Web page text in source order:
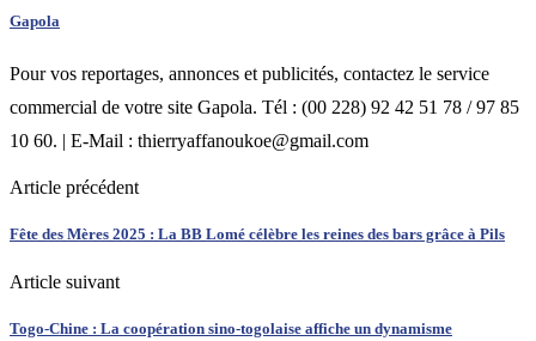
Gapola
Pour vos reportages, annonces et publicités, contactez le service
commercial de votre site Gapola. Tél : (00 228) 92 42 51 78 / 97 85
10 60. | E-Mail : thierryaffanoukoe@gmail.com
Article précédent
Fête des Mères 2025 : La BB Lomé célèbre les reines des bars grâce à Pils
Article suivant
Togo-Chine : La coopération sino-togolaise affiche un dynamisme